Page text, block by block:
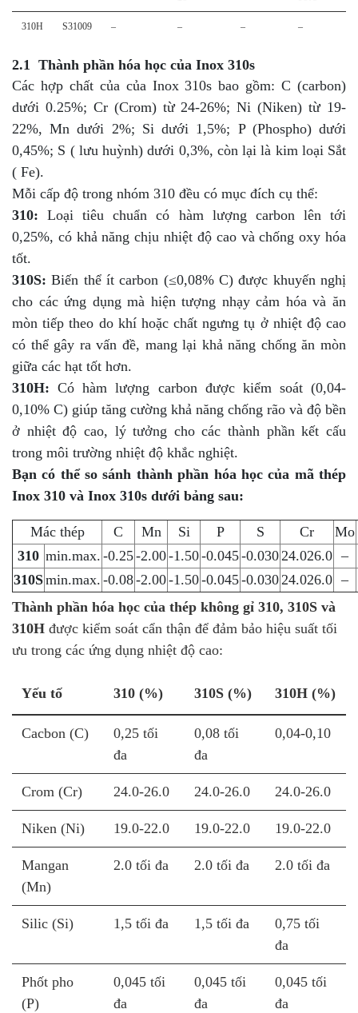
310H S31009 – – – –
2.1 Thành phần hóa học của Inox 310s
Các hợp chất của của Inox 310s bao gồm: C (carbon)
dưới 0.25%; Cr (Crom) từ 24-26%; Ni (Niken) từ 19-
22%, Mn dưới 2%; Si dưới 1,5%; P (Phospho) dưới
0,45%; S ( lưu huỳnh) dưới 0,3%, còn lại là kim loại Sắt
( Fe).
Mỗi cấp độ trong nhóm 310 đều có mục đích cụ thể:
310: Loại tiêu chuẩn có hàm lượng carbon lên tới
0,25%, có khả năng chịu nhiệt độ cao và chống oxy hóa
tốt.
310S:Biến thể ít carbon (≤0,08% C) được khuyến nghị
cho các ứng dụng mà hiện tượng nhạy cảm hóa và ăn
mòn tiếp theo do khí hoặc chất ngưng tụ ở nhiệt độ cao
có thể gây ra vấn đề, mang lại khả năng chống ăn mòn
giữa các hạt tốt hơn.
310H: Có hàm lượng carbon được kiểm soát (0,04-
0,10% C) giúp tăng cường khả năng chống rão và độ bền
ở nhiệt độ cao, lý tưởng cho các thành phần kết cấu
trong môi trường nhiệt độ khắc nghiệt.
Bạn có thể so sánh thành phần hóa học của mã thép
Inox 310 và Inox 310s dưới bảng sau:
Mác thép C Mn Si P S Cr
Mo
310 min.max. -0.25-2.00-1.50-0.045-0.030 24.026.0 –
310Smin.max. -0.08-2.00-1.50-0.045-0.030 24.026.0 –
Thành phần hóa học của thép không gỉ 310, 310S và
310H được kiểm soát cẩn thận để đảm bảo hiệu suất tối
ưu trong các ứng dụng nhiệt độ cao:
Yếu tố 310 (%) 310S (%) 310H (%)
Cacbon (C)
0,25 tối
đa
0,08 tối
đa
0,04-0,10
Crom (Cr) 24.0-26.0 24.0-26.0 24.0-26.0
Niken (Ni) 19.0-22.0 19.0-22.0 19.0-22.0
Mangan
(Mn)
2.0 tối đa 2.0 tối đa 2.0 tối đa
Silic (Si) 1,5 tối đa 1,5 tối đa
0,75 tối
đa
Phốt pho
(P)
0,045 tối
đa
0,045 tối
đa
0,045 tối
đa